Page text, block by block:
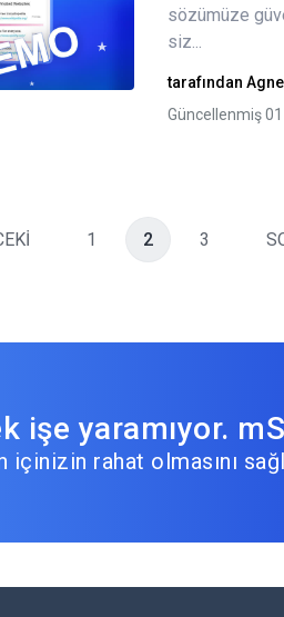
sözümüze
siz...
tarafından
Güncellenmiş
1 2 3
işe yaramıyor.
içinizin rahat olmasını